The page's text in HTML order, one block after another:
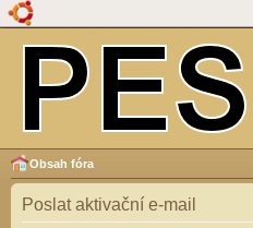
Obsah fóra
Poslat aktivační e-mail